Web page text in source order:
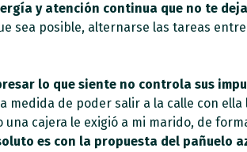
y atención continua que no te
sea posible, alternarse las tareas
lo que siente no controla sus
medida de poder salir a la calle con ella
cajera le exigió a mi marido, de
es con la propuesta del pañuelo